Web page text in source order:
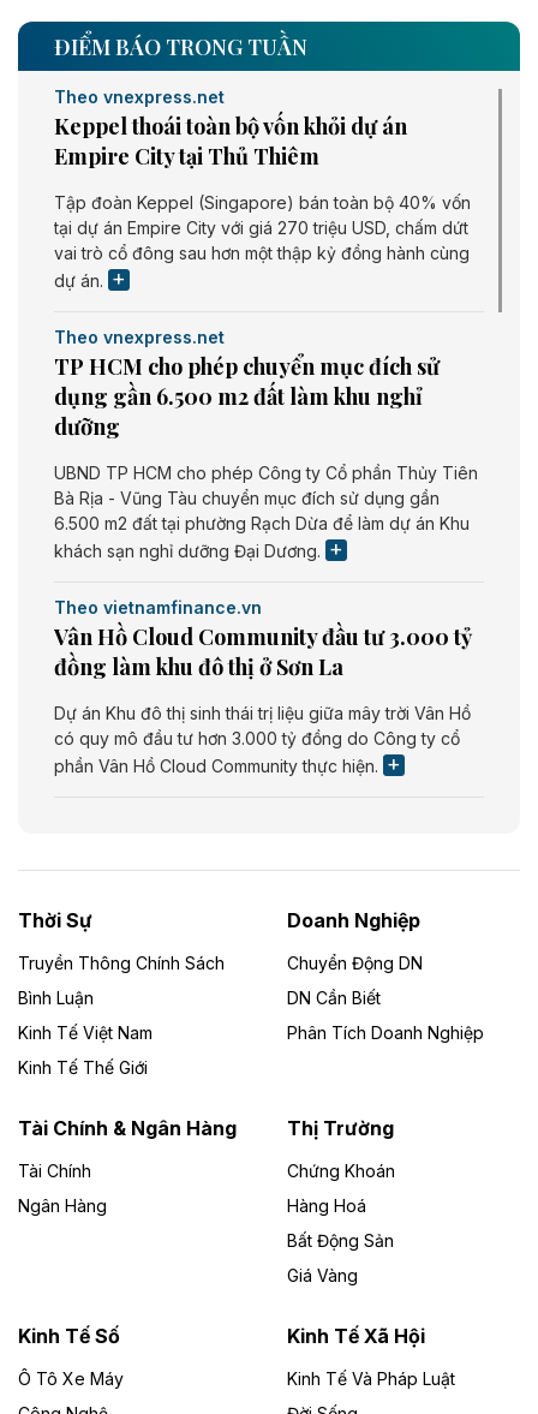
ĐIỂM BÁO TRONG TUẦN
Theo vnexpress.net
Keppel thoái toàn bộ vốn khỏi dự án
Empire City tại Thủ Thiêm
Tập đoàn Keppel (Singapore) bán toàn bộ 40% vốn
tại dự án Empire City với giá 270 triệu USD, chấm dứt
vai trò cổ đông sau hơn một thập kỷ đồng hành cùng
dự án.
Theo vnexpress.net
TP HCM cho phép chuyển mục đích sử
dụng gần 6.500 m2 đất làm khu nghỉ
dưỡng
UBND TP HCM cho phép Công ty Cổ phần Thủy Tiên
Bà Rịa - Vũng Tàu chuyển mục đích sử dụng gần
6.500 m2 đất tại phường Rạch Dừa để làm dự án Khu
khách sạn nghỉ dưỡng Đại Dương.
Theo vietnamfinance.vn
Vân Hồ Cloud Community đầu tư 3.000 tỷ
đồng làm khu đô thị ở Sơn La
Dự án Khu đô thị sinh thái trị liệu giữa mây trời Vân Hồ
có quy mô đầu tư hơn 3.000 tỷ đồng do Công ty cổ
phần Vân Hồ Cloud Community thực hiện.
Dự án Nhà máy xử lý rác và phát điện Bắc Giang do
Công ty TNHH Năng lượng môi trường Bắc Giang làm
Theo vietnamfinance.vn
Đức Long Gia Lai mở rộng ‘hệ sinh thái’
Lai
Bốn doanh nghiệp có sự góp vốn của Công ty Cổ
phần Tập đoàn Đức Long Gia Lai (HoSE: DLG) được
Gia Lai với tổng vốn hơn 4.750 tỷ đồng.
Đồng Nai cho thuê gần 59 ha đất làm khu
công nghiệp ở Long Thành
Thời Sự
Truyền Thông Chính Sách
Bình Luận
Kinh Tế Việt Nam
Kinh Tế Thế Giới
Doanh Nghiệp
Chuyển Động DN
DN Cần Biết
Phân Tích Doanh Nghiệp
Tài Chính & Ngân Hàng
Tài Chính
Ngân Hàng
Thị Trường
Chứng Khoán
Hàng Hoá
Bất Động Sản
Giá Vàng
Kinh Tế Số
Ô Tô Xe Máy
Kinh Tế Xã Hội
Kinh Tế Và Pháp Luật